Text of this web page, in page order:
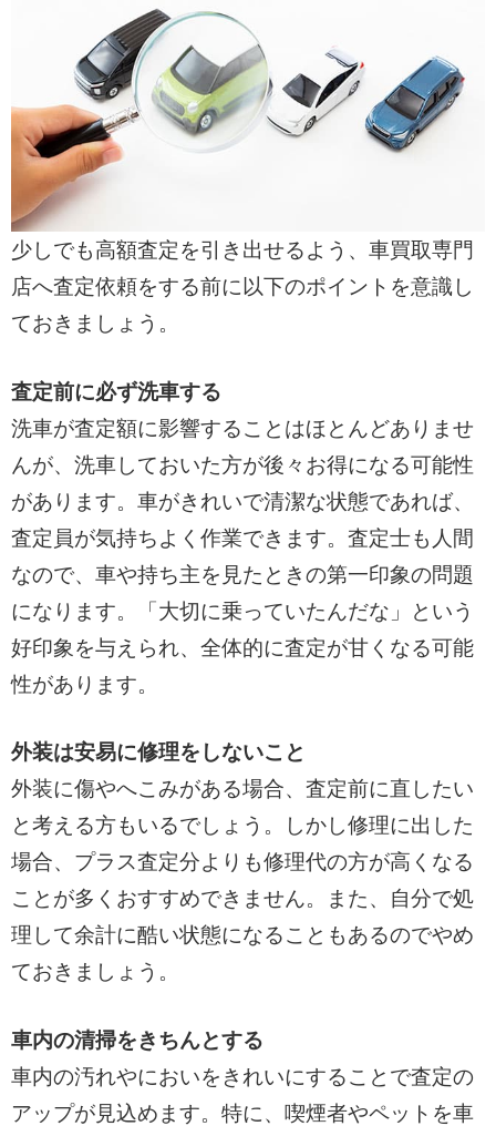
少しでも高額査定を引き出せるよう、車買取専門
店へ査定依頼をする前に以下のポイントを意識し
ておきましょう。
査定前に必ず洗車する
洗車が査定額に影響することはほとんどありませ
んが、洗車しておいた方が後々お得になる可能性
があります。車がきれいで清潔な状態であれば、
査定員が気持ちよく作業できます。査定士も人間
なので、車や持ち主を見たときの第一印象の問題
になります。「大切に乗っていたんだな」という
好印象を与えられ、全体的に査定が甘くなる可能
性があります。
外装は安易に修理をしないこと
外装に傷やへこみがある場合、査定前に直したい
と考える方もいるでしょう。しかし修理に出した
場合、プラス査定分よりも修理代の方が高くなる
ことが多くおすすめできません。また、自分で処
理して余計に酷い状態になることもあるのでやめ
ておきましょう。
車内の清掃をきちんとする
車内の汚れやにおいをきれいにすることで査定の
アップが見込めます。特に、喫煙者やペットを車